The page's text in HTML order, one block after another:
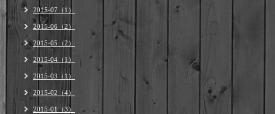
2015-07（1）
2015-06（2）
2015-05（2）
2015-04（1）
2015-03（1）
2015-02（4）
2015-01（3）